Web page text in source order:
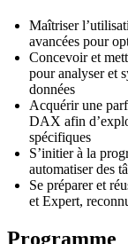
Maîtriser
avancées pour
Concevoir et
pour analyser et
données
Acquérir une
DAX afin
spécifiques
S’initier à la
automatiser des
Se préparer et
et Expert,
Programme